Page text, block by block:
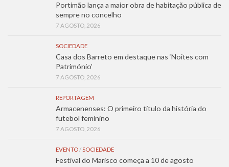
Portimão lança a maior obra de habitação pública de
sempre no concelho
7 AGOSTO, 2026
SOCIEDADE
Casa dos Barreto em destaque nas ‘Noites com
Património’
7 AGOSTO, 2026
REPORTAGEM
Armacenenses: O primeiro título da história do
futebol feminino
7 AGOSTO, 2026
EVENTO/SOCIEDADE
Festival do Marisco começa a 10 de agosto